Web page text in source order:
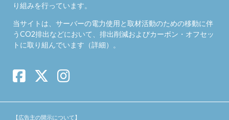
り組みを行っています。
当サイトは、サーバーの電力使用と取材活動のための移動に伴
うCO2排出などにおいて、排出削減およびカーボン・オフセッ
トに取り組んでいます（詳細）。
【広告主の開示について】